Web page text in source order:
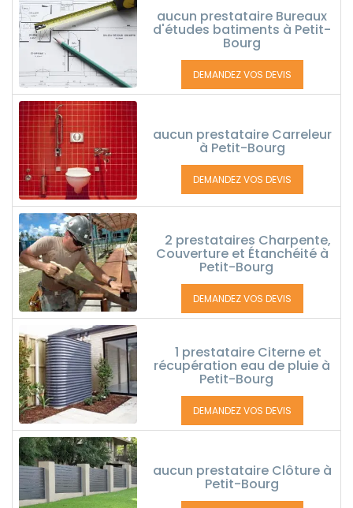
aucun prestataire Bureaux
d'études batiments à Petit-
Bourg
DEMANDEZ VOS DEVIS
aucun prestataire Carreleur
à Petit-Bourg
DEMANDEZ VOS DEVIS
2 prestataires Charpente,
Couverture et Étanchéité à
Petit-Bourg
DEMANDEZ VOS DEVIS
1 prestataire Citerne et
récupération eau de pluie à
Petit-Bourg
DEMANDEZ VOS DEVIS
aucun prestataire Clôture à
Petit-Bourg